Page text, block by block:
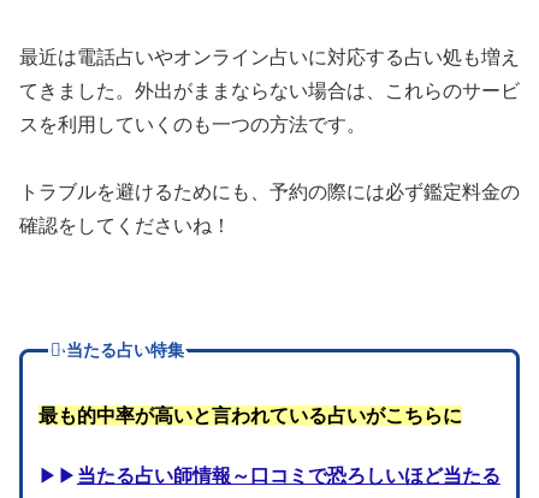
最近は電話占いやオンライン占いに対応する占い処も増え
てきました。外出がままならない場合は、これらのサービ
スを利用していくのも一つの方法です。
トラブルを避けるためにも、予約の際には必ず鑑定料金の
確認をしてくださいね！
当たる占い特集
最も的中率が高いと言われている占いがこちらに
▶▶ 当たる占い師情報～口コミで恐ろしいほど当たる